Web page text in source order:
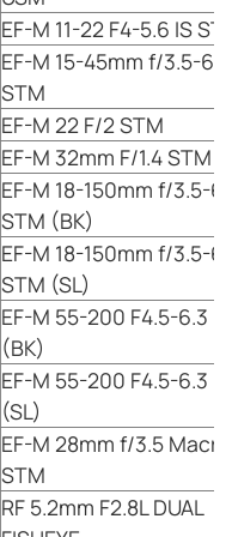
EF-M 11-22 F4-5.6 IS
EF-M 15-45mm f/3.5-
STM
EF-M 22 F/2 STM
EF-M 32mm F/1.4 STM
EF-M 18-150mm f/3.5-
STM (BK)
EF-M 18-150mm f/3.5-
STM (SL)
EF-M 55-200 F4.5-6.3
(BK)
EF-M 55-200 F4.5-6.3
(SL)
EF-M 28mm f/3.5
STM
RF 5.2mm F2.8L DUAL